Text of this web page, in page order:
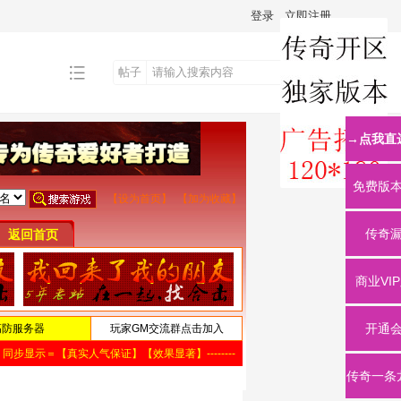
登录 立即注册
帖子
搜
索
→点我直
免费版
传奇
商业
开通
传奇一条